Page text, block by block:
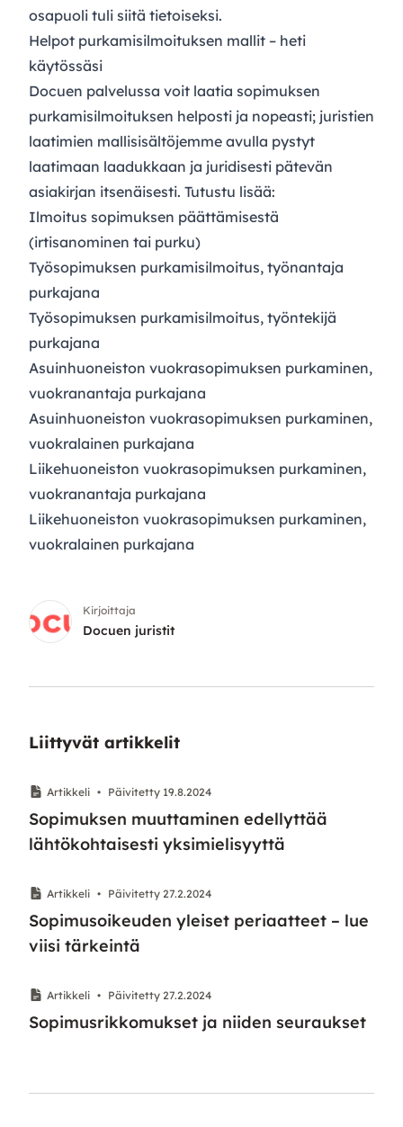
osapuoli tuli siitä tietoiseksi.
Helpot purkamisilmoituksen mallit – heti
käytössäsi
Docuen palvelussa voit laatia sopimuksen
purkamisilmoituksen helposti ja nopeasti; juristien
laatimien mallisisältöjemme avulla pystyt
laatimaan laadukkaan ja juridisesti pätevän
asiakirjan itsenäisesti. Tutustu lisää:
Ilmoitus sopimuksen päättämisestä
(irtisanominen tai purku)
Työsopimuksen purkamisilmoitus, työnantaja
purkajana
Työsopimuksen purkamisilmoitus, työntekijä
purkajana
Asuinhuoneiston vuokrasopimuksen purkaminen,
vuokranantaja purkajana
Asuinhuoneiston vuokrasopimuksen purkaminen,
vuokralainen purkajana
Liikehuoneiston vuokrasopimuksen purkaminen,
vuokranantaja purkajana
Liikehuoneiston vuokrasopimuksen purkaminen,
vuokralainen purkajana
Kirjoittaja
Docuen juristit
Liittyvät artikkelit
Artikkeli • Päivitetty 19.8.2024
Sopimuksen muuttaminen edellyttää
lähtökohtaisesti yksimielisyyttä
Artikkeli • Päivitetty 27.2.2024
Sopimusoikeuden yleiset periaatteet – lue
viisi tärkeintä
Artikkeli • Päivitetty 27.2.2024
Sopimusrikkomukset ja niiden seuraukset